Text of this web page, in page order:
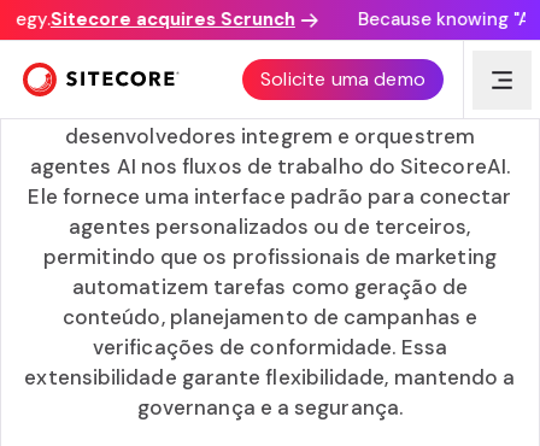
Sitecore acquires Scrunch Because knowing
Solicite uma demo
API do agente
A API do agente permite que os
desenvolvedores integrem e orquestrem
agentes AI nos fluxos de trabalho do SitecoreAI.
Ele fornece uma interface padrão para conectar
agentes personalizados ou de terceiros,
permitindo que os profissionais de marketing
automatizem tarefas como geração de
conteúdo, planejamento de campanhas e
verificações de conformidade. Essa
extensibilidade garante flexibilidade, mantendo a
governança e a segurança.